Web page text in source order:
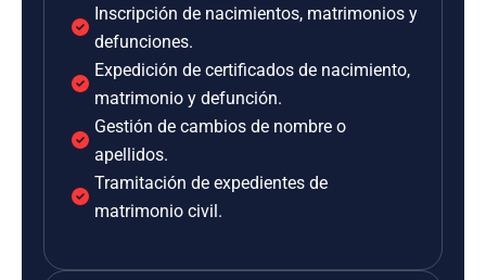
Inscripción de nacimientos, matrimonios y
defunciones.
Expedición de certificados de nacimiento,
matrimonio y defunción.
Gestión de cambios de nombre o
apellidos.
Tramitación de expedientes de
matrimonio civil.